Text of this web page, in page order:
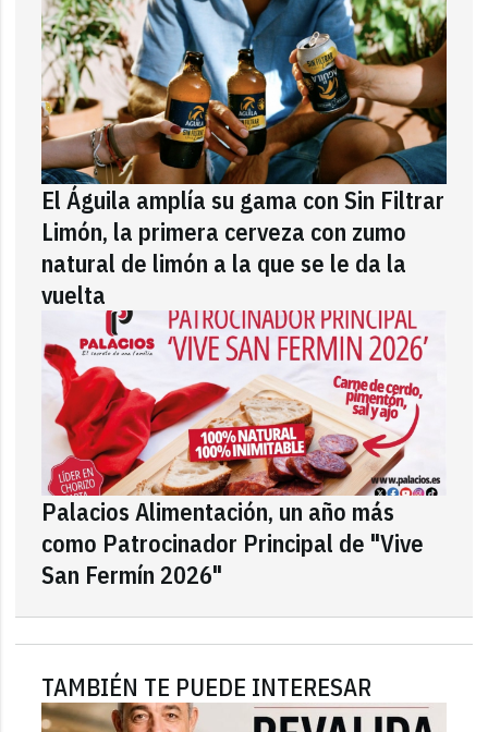
El Águila amplía su gama con Sin Filtrar
Limón, la primera cerveza con zumo
natural de limón a la que se le da la
vuelta
Palacios Alimentación, un año más
como Patrocinador Principal de "Vive
San Fermín 2026"
TAMBIÉN TE PUEDE INTERESAR